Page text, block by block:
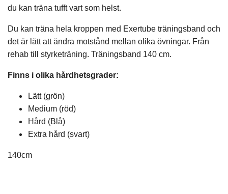
du kan träna tufft vart som helst.
Du kan träna hela kroppen med Exertube träningsband och
det är lätt att ändra motstånd mellan olika övningar. Från
rehab till styrketräning. Träningsband 140 cm.
Finns i olika hårdhetsgrader:
Lätt (grön)
Medium (röd)
Hård (Blå)
Extra hård (svart)
140cm